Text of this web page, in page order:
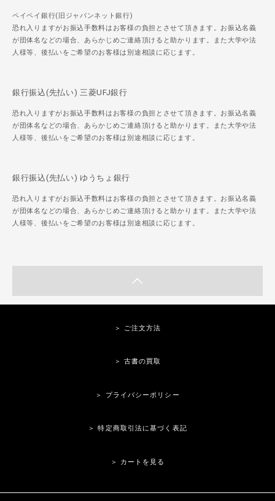
ペイペイ銀行(旧ジャパンネット銀行)
恐れ入りますがお振込手数料はお客様の負担とさせて頂きます。お振込名義
が団体名などの場合、あらかじめご連絡頂けると助かります。また大学や法
人様等、後払いをご希望のお客様は別途相談に応じます。
銀行振込(先払い) 三菱UFJ銀行
恐れ入りますがお振込手数料はお客様の負担とさせて頂きます。お振込名義
が団体名などの場合、あらかじめご連絡頂けると助かります。また大学や法
人様等、後払いをご希望のお客様は別途相談に応じます。
銀行振込(先払い) ゆうちょ銀行
恐れ入りますがお振込手数料はお客様の負担とさせて頂きます。お振込名義
が団体名などの場合、あらかじめご連絡頂けると助かります。また大学や法
人様等、後払いをご希望のお客様は別途相談に応じます。
＞ ご注文方法
＞ 古書の買取
＞ プライバシーポリシー
＞ 特定商取引法に基づく表記
＞ カートを見る